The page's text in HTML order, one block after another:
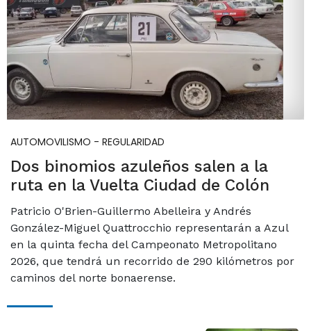
AUTOMOVILISMO - REGULARIDAD
Dos binomios azuleños salen a la
ruta en la Vuelta Ciudad de Colón
Patricio O'Brien-Guillermo Abelleira y Andrés
González-Miguel Quattrocchio representarán a Azul
en la quinta fecha del Campeonato Metropolitano
2026, que tendrá un recorrido de 290 kilómetros por
caminos del norte bonaerense.